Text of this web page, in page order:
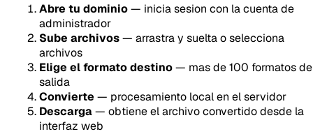
Abre tu dominio— inicia sesion con la cuenta de
administrador
Sube archivos— arrastra y suelta o selecciona
archivos
Elige el formato destino— mas de 100 formatos de
salida
Convierte — procesamiento local en el servidor
Descarga— obtiene el archivo convertido desde la
interfaz web